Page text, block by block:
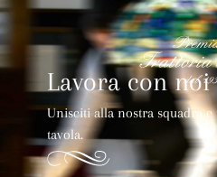
Lavora con noi
Unisciti alla nostra squadra
tavola.